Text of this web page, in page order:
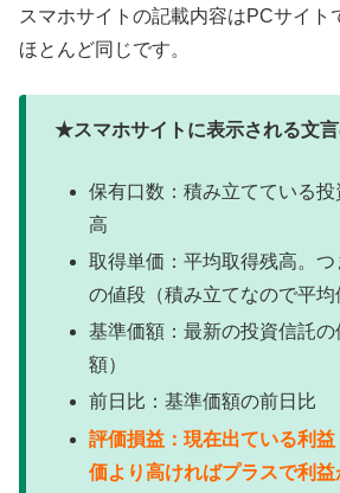
スマホサイトの記載内容はPCサイト
ほとんど同じです。
★スマホサイトに表示される文
保有口数：積み立てている
高
取得単価：平均取得残高。つ
の値段（積み立てなので平均
基準価額：最新の投資信託
額）
前日比：基準価額の前日比
評価損益：現在出ている利
価より高ければプラスで利